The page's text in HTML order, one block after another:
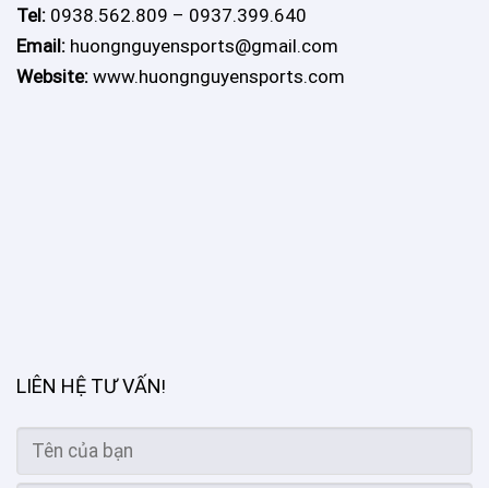
Tel: 0938.562.809 – 0937.399.640
Email: huongnguyensports@gmail.com
Website: www.huongnguyensports.com
LIÊN HỆ TƯ VẤN!